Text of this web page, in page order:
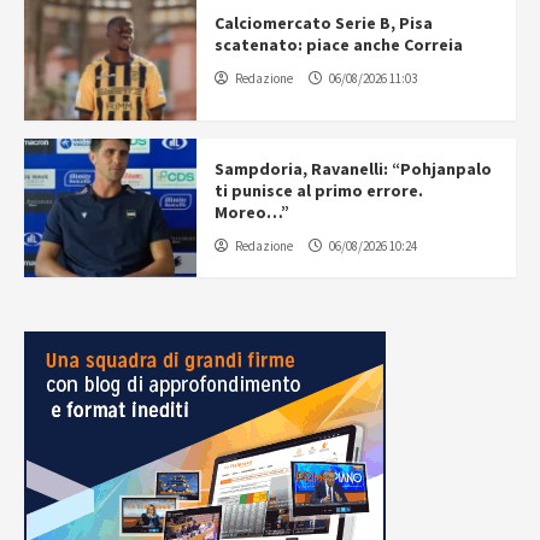
Calciomercato Serie B, Pisa
scatenato: piace anche Correia
Redazione 06/08/2026 11:03
Sampdoria, Ravanelli: “Pohjanpalo
ti punisce al primo errore.
Moreo…”
Redazione 06/08/2026 10:24